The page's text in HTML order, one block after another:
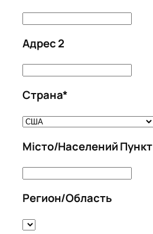
Адрес
Адрес 2
Адрес
Страна*
Страна*
Місто/Населений Пункт
Місто/
Пункт
Регион/Область
Регион/